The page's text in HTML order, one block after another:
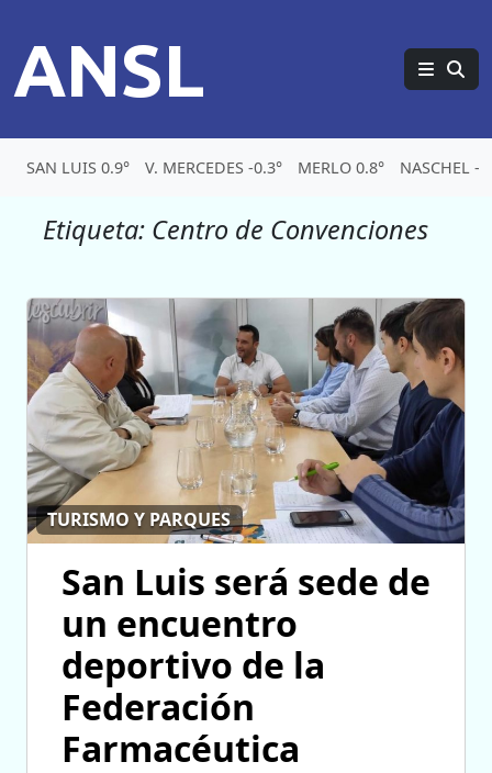
ANSL
SAN LUIS 0.9° V. MERCEDES -0.3° MERLO 0.8° NASCHEL -
Etiqueta: Centro de Convenciones
TURISMO Y PARQUES
San Luis será sede de
un encuentro
deportivo de la
Federación
Farmacéutica